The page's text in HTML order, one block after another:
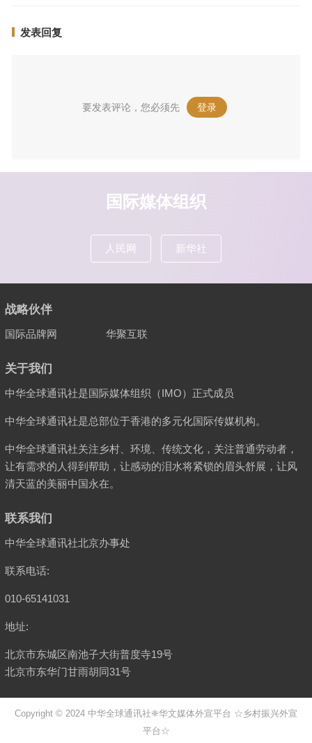
发表回复
要发表评论，您必须先 登录 。
国际媒体组织
人民网 新华社
战略伙伴
国际品牌网 华聚互联
关于我们
中华全球通讯社是国际媒体组织（IMO）正式成员
中华全球通讯社是总部位于香港的多元化国际传媒机构。
中华全球通讯社关注乡村、环境、传统文化，关注普通劳动者，
让有需求的人得到帮助，让感动的泪水将紧锁的眉头舒展，让风
清天蓝的美丽中国永在。
联系我们
中华全球通讯社北京办事处
联系电话:
010-65141031
地址:
北京市东城区南池子大街普度寺19号
北京市东华门甘雨胡同31号
Copyright © 2024 中华全球通讯社❈华文媒体外宣平台 ☆乡村振兴外宣
平台☆